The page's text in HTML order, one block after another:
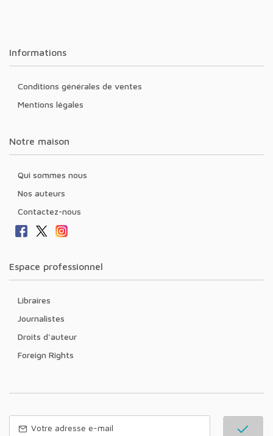
Informations
Conditions générales de ventes
Mentions légales
Notre maison
Qui sommes nous
Nos auteurs
Contactez-nous
Espace professionnel
Libraires
Journalistes
Droits d'auteur
Foreign Rights